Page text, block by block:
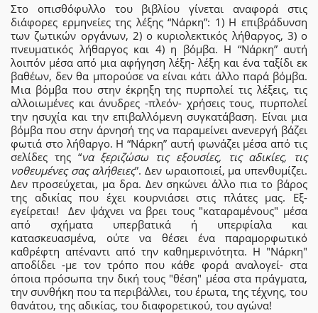
Στο οπισθόφυλλο του βιβλίου γίνεται αναφορά στις
διάφορες ερμηνείες της λέξης “Νάρκη”: 1) Η επιβράδυνση
των ζωτικών οργάνων, 2) ο κυριολεκτικός λήθαργος, 3) ο
πνευματικός λήθαργος και 4) η βόμβα. Η “Νάρκη” αυτή
λοιπόν μέσα από μια αφήγηση λέξη- λέξη και ένα ταξίδι εκ
βαθέων, δεν θα μπορούσε να είναι κάτι άλλο παρά βόμβα.
Μια βόμβα που στην έκρηξη της πυρπολεί τις λέξεις, τις
αλλοιωμένες και άνυδρες -πλεόν- χρήσεις τους, πυρπολεί
την ησυχία και την επιβαλλόμενη συγκατάβαση. Είναι μια
βόμβα που στην άρνησή της να παραμείνει ανενεργή βάζει
φωτιά στο λήθαργο. Η “Νάρκη” αυτή φωνάζει μέσα από τις
σελίδες της “να ξεριζώσω τις εξουσίες, τις αδικίες, τις
νοθευμένες σας αλήθειες”. Δεν ωραιοποιεί, μα υπενθυμίζει.
Δεν προσεύχεται, μα δρα. Δεν σηκώνει άλλο πια το βάρος
της αδικίας που έχει κουρνιάσει στις πλάτες μας. Εξ-
εγείρεται! Δεν ψάχνει να βρει τους "καταραμένους" μέσα
από σχήματα υπερβατικά ή υπερφίαλα και
κατασκευασμένα, ούτε να θέσει ένα παραμορφωτικό
καθρέφτη απέναντι από την καθημερινότητα. Η "Νάρκη"
αποδίδει -με τον τρόπο που κάθε φορά αναλογεί- στα
όποια πρόσωπα την δική τους "θέση" μέσα στα πράγματα,
την συνθήκη που τα περιβάλλει, του έρωτα, της τέχνης, του
θανάτου, της αδικίας, του διαφορετικού, του αγώνα!